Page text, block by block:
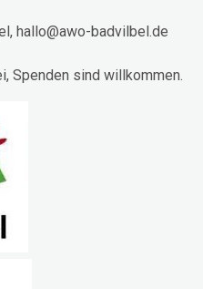
hallo@awo-badvilbel.de
Spenden sind willkommen.